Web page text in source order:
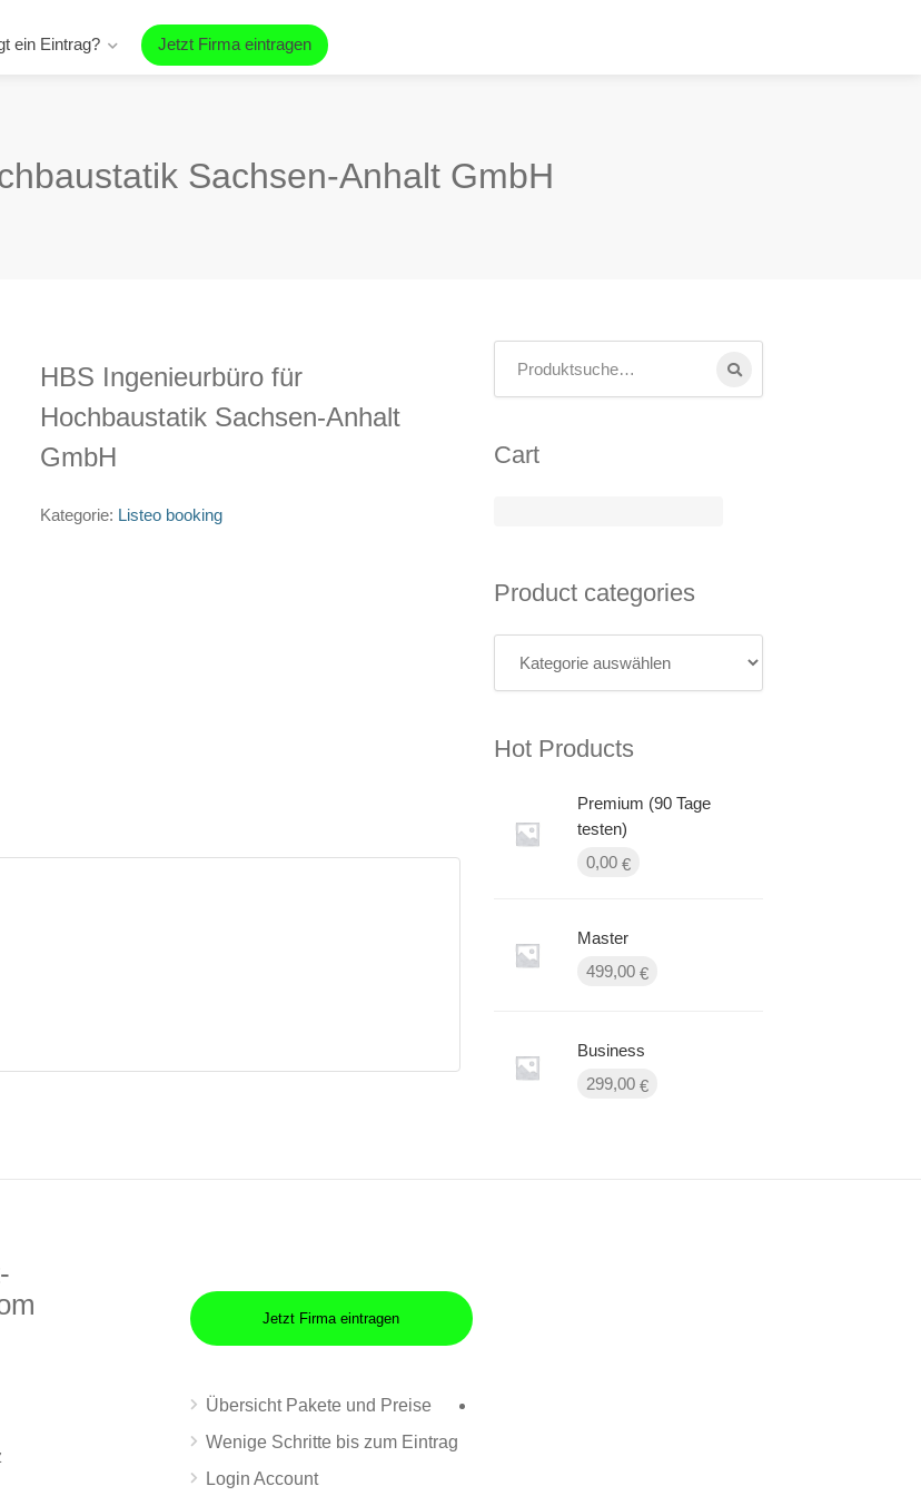
ein Eintrag? Jetzt Firma eintragen
Sachsen-Anhalt GmbH
HBS Ingenieurbüro für
Hochbaustatik Sachsen-Anhalt
GmbH
Kategorie: Listeo booking
Cart
Product categories
Hot Products
Premium (90 Tage
testen)
0,00 €
Master
499,00 €
Business
299,00 €
Jetzt Firma eintragen
Übersicht Pakete und Preise
Wenige Schritte bis zum Eintrag
Login Account